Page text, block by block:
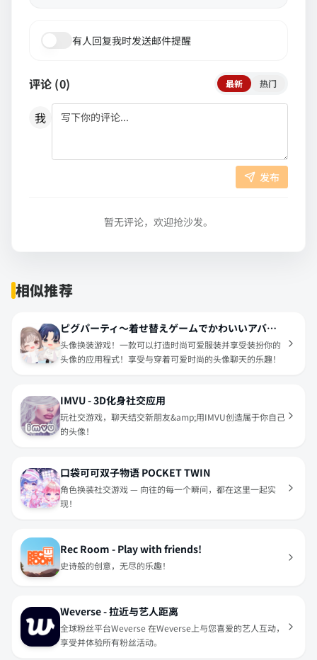
有人回复我时发送邮件提醒
评论 (0) 最新 热门
我
发布
暂无评论，欢迎抢沙发。
相似推荐
ピグパーティ～着せ替えゲームでかわいいアバター作成
头像换装游戏！一款可以打造时尚可爱服装并享受装扮你的
头像的应用程式！享受与穿着可爱时尚的头像聊天的乐趣！
IMVU - 3D化身社交应用
玩社交游戏，聊天结交新朋友&amp;用IMVU创造属于你自己
的头像！
口袋可可双子物语 POCKET TWIN
角色换装社交游戏 — 向往的每一个瞬间，都在这里一起实
现！
Rec Room - Play with friends!
史诗般的创意，无尽的乐趣！
Weverse - 拉近与艺人距离
全球粉丝平台Weverse 在Weverse上与您喜爱的艺人互动，
享受并体验所有粉丝活动。